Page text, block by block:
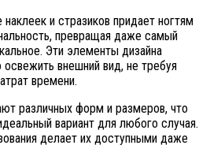
и стразиков придает ногтям
превращая даже самый
Эти элементы дизайна
внешний вид, не требуя
времени.
различных форм и размеров, что
вариант для любого случая.
делает их доступными даже